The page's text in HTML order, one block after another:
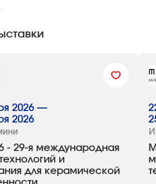
- 29-я международная
и
для керамической
2026 —
2026